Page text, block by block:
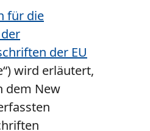
für die
der EU
wird erläutert,
dem New